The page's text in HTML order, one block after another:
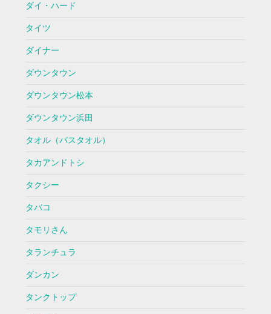
ダイ・ハード
タイツ
ダイナー
ダウンタウン
ダウンタウン松本
ダウンタウン浜田
タオル（バスタオル）
タカアンドトシ
タクシー
タバコ
タモリさん
タランチュラ
ダンカン
タンクトップ